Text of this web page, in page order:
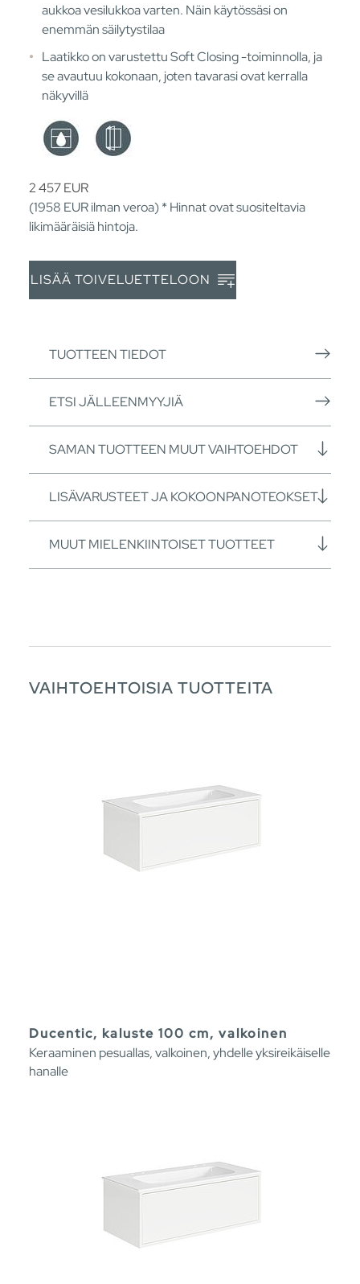
aukkoa vesilukkoa varten. Näin käytössäsi on
enemmän säilytystilaa
Laatikko on varustettu Soft Closing -toiminnolla, ja
se avautuu kokonaan, joten tavarasi ovat kerralla
näkyvillä
2 457EUR
(1958 EURilman veroa) * Hinnat ovat suositeltavia
likimääräisiä hintoja.
LISÄÄ TOIVELUETTELOON
TUOTTEEN TIEDOT
ETSI JÄLLEENMYYJIÄ
SAMAN TUOTTEEN MUUT VAIHTOEHDOT
LISÄVARUSTEET JA KOKOONPANOTEOKSET
MUUT MIELENKIINTOISET TUOTTEET
VAIHTOEHTOISIA TUOTTEITA
Ducentic, kaluste 100 cm, valkoinen
Keraaminen pesuallas, valkoinen, yhdelle yksireikäiselle
hanalle